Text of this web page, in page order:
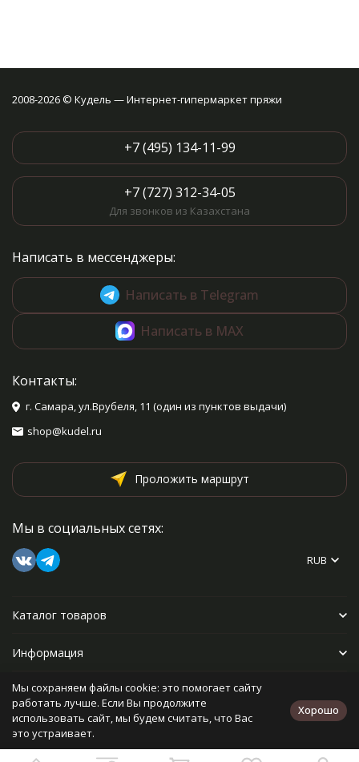
2008-2026 © Кудель — Интернет-гипермаркет пряжи
+7 (495) 134-11-99
+7 (727) 312-34-05
Для звонков из Казахстана
Написать в мессенджеры:
Написать в Telegram
Написать в MAX
Контакты:
г. Самара, ул.Врубеля, 11 (один из пунктов выдачи)
shop@kudel.ru
Проложить маршрут
Мы в социальных сетях:
RUB
Каталог товаров
Информация
Прочее
Политика персональных данных
Мы сохраняем файлы cookie: это помогает сайту
работать лучше. Если Вы продолжите
использовать сайт, мы будем считать, что Вас
это устраивает.
Хорошо